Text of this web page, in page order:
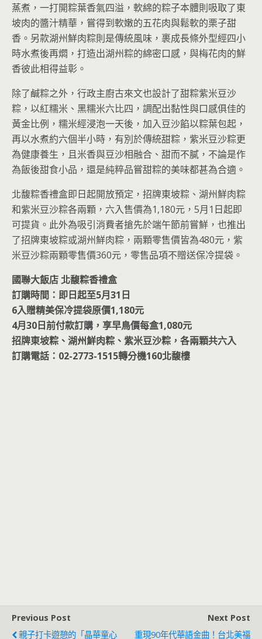
蒸煮，一打開粽葉香氣四溢，軟綿的粽子本體則吸取了東
坡肉的醬汁精華，嘗得到軟嫩的五花肉與鬆軟的栗子甜
香。另款湖州鮮肉粽則是傳統風味，裹成長條外型經四小
時水煮後再燜，打造出湖州粽的綿密口感，與梅花肉的鮮
香彼此相得益彰。
除了鹹粽之外，行政主廚古來文也設計了甜粽紫米豆沙
粽，以紅糯米、黑糯米六比四，調配出黏性與口感俱佳的
黃金比例，糯米經浸泡一天後，加入豆沙餡以粽葉包起，
再以水煮約六個半小時，有別於傳統甜粽，紫米豆沙粽更
為健康養生，且米香與豆沙相融合、甜而不膩，不論是作
為飯後甜食小品，還是純粹品嘗甜粽的美味都甚為合適。
北馥粽香禮盒即日起開放預定，招牌東坡粽、湖州鮮肉粽
和紫米豆沙粽各兩顆，六入售價為1,180元，5月1日起即
可提貨。此外為吸引消費者搶先於端午節前嘗鮮，也推出
了招牌東坡粽或湖州鮮肉粽，兩顆零售價皆為480元，紫
米豆沙粽兩顆零售價360元，零售品項不贈送保冷提袋。
國聯大飯店 北馥粽香禮盒
訂購時間：即日起至5月31日
6入贈精美保冷提袋原價1,180元
4月30日前付款訂購，享早鳥價每盒1,080元
招牌東坡粽、湖州鮮肉粽、紫米豆沙粽，各兩顆共六入
訂購電話：02-2773-1515轉分機160北馥樓
Previous Post
親子打卡遊憩的「晶華童心
Next Post
重現90年代華語金曲！台北美福